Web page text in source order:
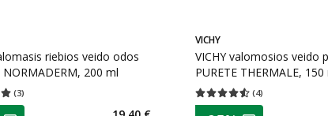
riebios veido odos
200 ml
(3) 5.00
VICHY
VICHY valomosios veido
PURETE THERMALE, 150
(4)
Vidutinis įvertinimas 4.50
patarimas